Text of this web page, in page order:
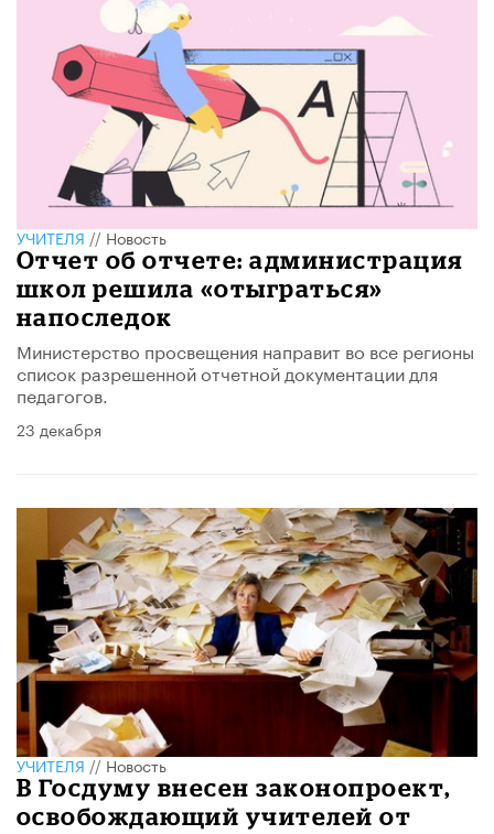
УЧИТЕЛЯ//Новость
Отчет об отчете: администрация
школ решила «отыграться»
напоследок
Министерство просвещения направит во все регионы
список разрешенной отчетной документации для
педагогов.
23 декабря
УЧИТЕЛЯ//Новость
В Госдуму внесен законопроект,
освобождающий учителей от